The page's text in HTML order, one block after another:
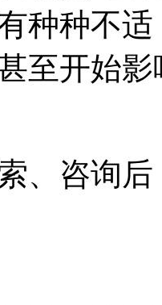
种种不
至开始
、咨询